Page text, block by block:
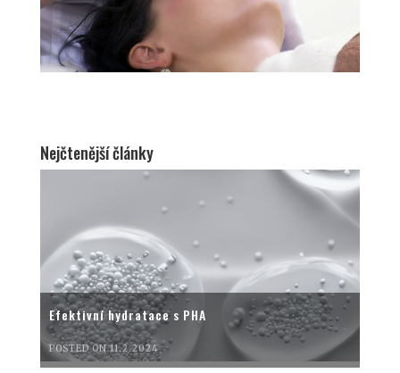
Nejčtenější články
Efektivní hydratace s PHA
POSTED ON 11.2.2024